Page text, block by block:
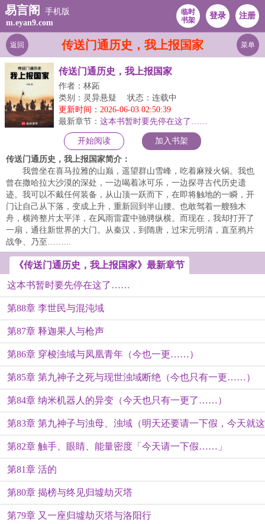
易言阁
手机版
m.eyan9.com
临时
书架
登录 注册
传送门通历史，我上报国家
返回 菜单
传送门通历史，我上报国家
作者：林跖
类别：灵异悬疑
状态：连载中
更新时间：2026-06-03 02:50:39
最新章节： 这本书暂时要先停在这了……
开始阅读 加入书架
传送门通历史，我上报国家简介：
我曾坐在喜马拉雅的山巅，遥望群山雪峰，吃着麻辣火锅。我也
曾在撒哈拉大沙漠的深处，一边喝着冰可乐，一边探寻古代历史遗
迹。我可以不戴任何装备，从山顶一跃而下，在即将触地的一瞬，开
门让自己从下落，变成上升，重新回到半山腰。也敢驾着一艘独木
舟，横跨整片太平洋，在风雨雷霆中驰骋纵横。而现在，我却打开了
一扇，通往新世界的大门。从秦汉，到隋唐，过宋元明清，直至鸦片
战争、乃至……...
《传送门通历史，我上报国家》最新章节
这本书暂时要先停在这了……
第88章 李世民与混沌域
第87章 释迦果人与枪声
第86章 穿梭浊域与凤凰青年（今也一更……）
第85章 第九神子之死与现世浊域断绝（今也只有一更……）
第84章 纳米机器人的异变（今天也只有一更了……）
第83章 第九神子与浊母、浊域（明天还要请一下假，今天就这
一更了……）
第82章 触手、眼睛、能量密度「今天请一下假……」
第81章 活的
第80章 揭榜与终见归墟劫灭塔
第79章 又一座归墟劫灭塔与洛阳行